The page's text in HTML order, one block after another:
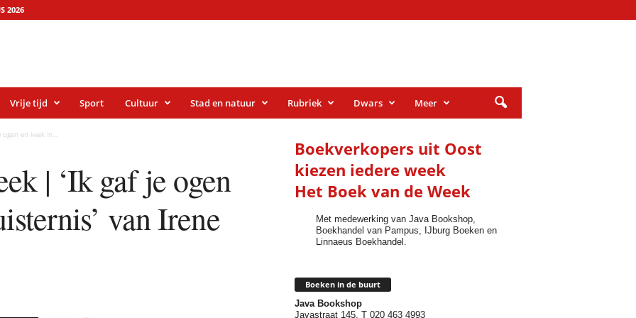
2026
Vrije tijd Sport Cultuur Stad en natuur Rubriek Dwars Meer
ogen en keek in...
| ‘Ik gaf je ogen
van Irene
Boekverkopers uit Oost
kiezen iedere week
Het Boek van de Week
Met medewerking van Java Bookshop,
Boekhandel van Pampus, IJburg Boeken en
Linnaeus Boekhandel.
Boeken in de buurt
Java Bookshop
Javastraat 145, T 020 463 4993